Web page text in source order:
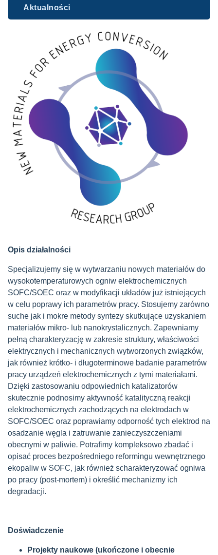
Aktualności
Opis działalności
Specjalizujemy się w wytwarzaniu nowych materiałów do
wysokotemperaturowych ogniw elektrochemicznych
SOFC/SOEC oraz w modyfikacji układów już istniejących
w celu poprawy ich parametrów pracy. Stosujemy zarówno
suche jak i mokre metody syntezy skutkujące uzyskaniem
materiałów mikro- lub nanokrystalicznych. Zapewniamy
pełną charakteryzację w zakresie struktury, właściwości
elektrycznych i mechanicznych wytworzonych związków,
jak również krótko- i długoterminowe badanie parametrów
pracy urządzeń elektrochemicznych z tymi materiałami.
Dzięki zastosowaniu odpowiednich katalizatorów
skutecznie podnosimy aktywność katalityczną reakcji
elektrochemicznych zachodzących na elektrodach w
SOFC/SOEC oraz poprawiamy odporność tych elektrod na
osadzanie węgla i zatruwanie zanieczyszczeniami
obecnymi w paliwie. Potrafimy kompleksowo zbadać i
opisać proces bezpośredniego reformingu wewnętrznego
ekopaliw w SOFC, jak również scharakteryzować ogniwa
po pracy (post-mortem) i określić mechanizmy ich
degradacji.
Doświadczenie
Projekty naukowe (ukończone i obecnie